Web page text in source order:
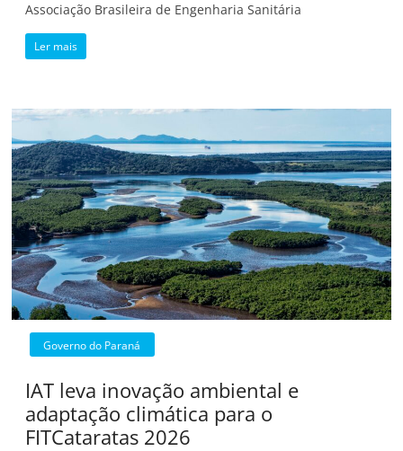
Associação Brasileira de Engenharia Sanitária
Ler mais
Governo do Paraná
IAT leva inovação ambiental e
adaptação climática para o
FITCataratas 2026